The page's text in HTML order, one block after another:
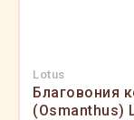
Lotus
Благовония
(Osmanthus)